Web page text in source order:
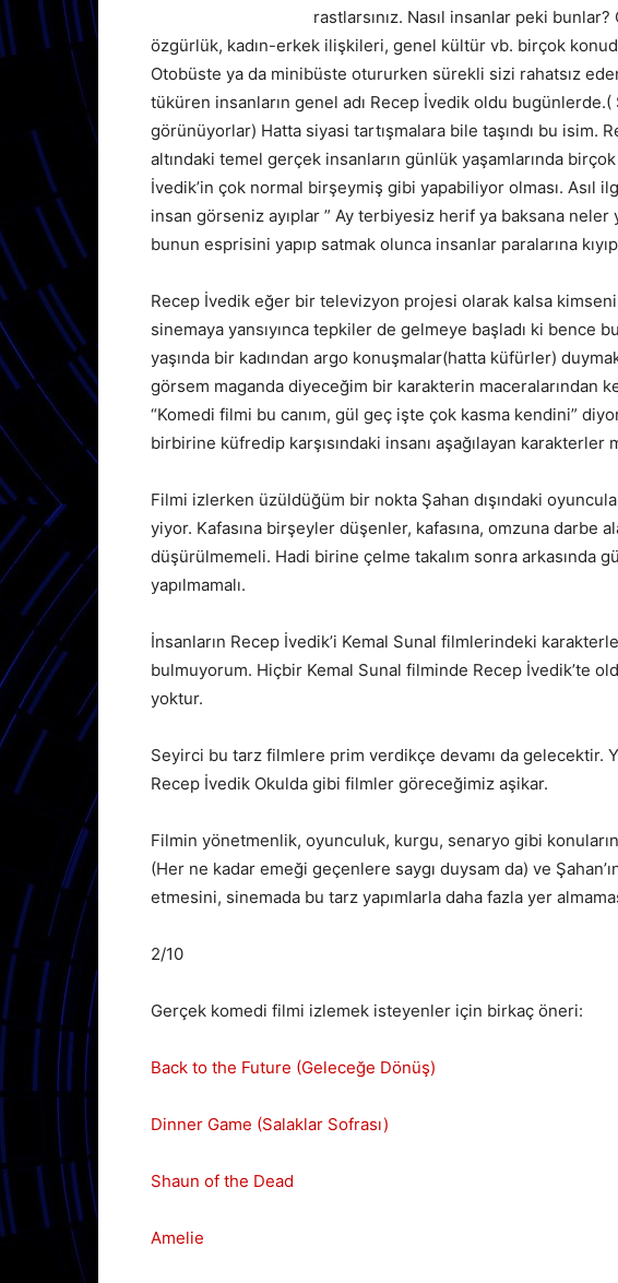
rastlarsınız. Nasıl insanlar peki bunlar?
özgürlük, kadın-erkek ilişkileri, genel kültür vb. birçok
Otobüste ya da minibüste otururken sürekli sizi rahatsız
tüküren insanların genel adı Recep İvedik oldu
görünüyorlar) Hatta siyasi tartışmalara bile taşındı bu isim.
altındaki temel gerçek insanların günlük yaşamlarında
İvedik’in çok normal birşeymiş gibi yapabiliyor olması. Asıl
insan görseniz ayıplar ” Ay terbiyesiz herif ya baksana neler
bunun esprisini yapıp satmak olunca insanlar paralarına
Recep İvedik eğer bir televizyon projesi olarak kalsa
sinemaya yansıyınca tepkiler de gelmeye başladı ki bence
yaşında bir kadından argo konuşmalar(hatta küfürler)
görsem maganda diyeceğim bir karakterin maceralarından
“Komedi filmi bu canım, gül geç işte çok kasma kendini”
birbirine küfredip karşısındaki insanı aşağılayan
Filmi izlerken üzüldüğüm bir nokta Şahan dışındaki
yiyor. Kafasına birşeyler düşenler, kafasına, omzuna darbe
düşürülmemeli. Hadi birine çelme takalım sonra arkasında
yapılmamalı.
İnsanların Recep İvedik’i Kemal Sunal filmlerindeki
bulmuyorum. Hiçbir Kemal Sunal filminde Recep İvedik’te
yoktur.
Seyirci bu tarz filmlere prim verdikçe devamı da gelecektir.
Recep İvedik Okulda gibi filmler göreceğimiz aşikar.
Filmin yönetmenlik, oyunculuk, kurgu, senaryo gibi
(Her ne kadar emeği geçenlere saygı duysam da) ve
etmesini, sinemada bu tarz yapımlarla daha fazla yer
2/10
Gerçek komedi filmi izlemek isteyenler için birkaç öneri:
Back to the Future (Geleceğe Dönüş)
Dinner Game (Salaklar Sofrası)
Shaun of the Dead
Amelie